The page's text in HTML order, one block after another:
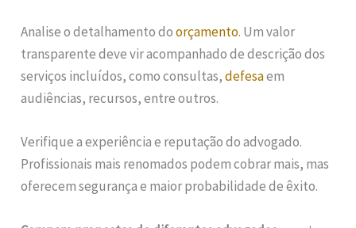
Analise o detalhamento doorçamento. Um valor
transparente deve vir acompanhado de descrição dos
serviços incluídos, como consultas,defesaem
audiências, recursos, entre outros.
Verifique a experiência e reputação do advogado.
Profissionais mais renomados podem cobrar mais, mas
oferecem segurança e maior probabilidade de êxito.